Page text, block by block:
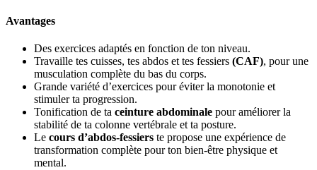
Avantages
Des exercices adaptés en fonction de ton niveau.
Travaille tes cuisses, tes abdos et tes fessiers (CAF), pour une
musculation complète du bas du corps.
Grande variété d’exercices pour éviter la monotonie et
stimuler ta progression.
Tonification de ta ceinture abdominale pour améliorer la
stabilité de ta colonne vertébrale et ta posture.
Le cours d’abdos-fessiers te propose une expérience de
transformation complète pour ton bien-être physique et
mental.